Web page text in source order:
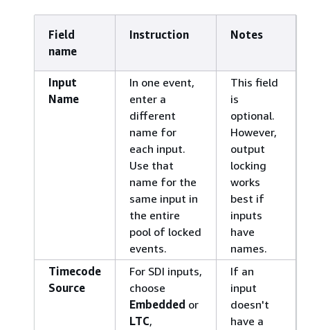
Field
name
Instruction Notes
Input
Name
In one event,
enter a
different
name for
each input.
Use that
name for the
same input in
the entire
pool of locked
events.
This field
is
optional.
However,
output
locking
works
best if
inputs
have
names.
Timecode
Source
For SDI inputs,
choose
Embedded or
LTC,
If an
input
doesn't
have a